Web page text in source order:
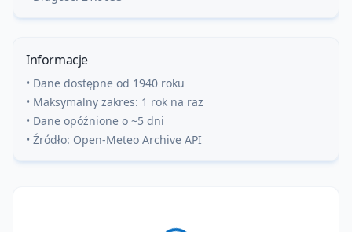
Informacje
• Dane dostępne od 1940 roku
• Maksymalny zakres: 1 rok na raz
• Dane opóźnione o ~5 dni
• Źródło: Open-Meteo Archive API